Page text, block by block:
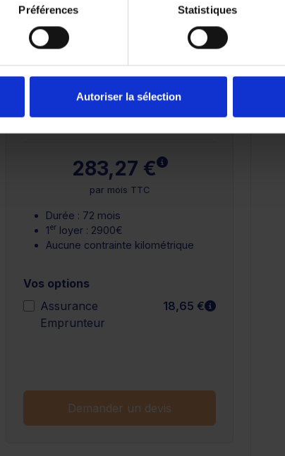
Préférences Statistiques
Autoriser la sélection
25 000 km
plus
plus
Crédit Classique
283,27 € En savoir plus
par mois TTC
Durée : 72 mois
1er loyer : 2900€
Aucune contrainte kilométrique
Vos options
Assurance
Emprunteur
18,65 € En savoir plus
Demander un devis